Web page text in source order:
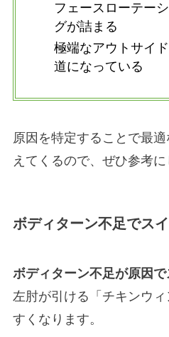
フェースローテー
グが詰まる
極端なアウトサイ
道になっている
原因を特定することで最
えてくるので、ぜひ参考に
ボディターン不足でス
ボディターン不足が原因
左肘が引ける「チキンウ
すくなります。